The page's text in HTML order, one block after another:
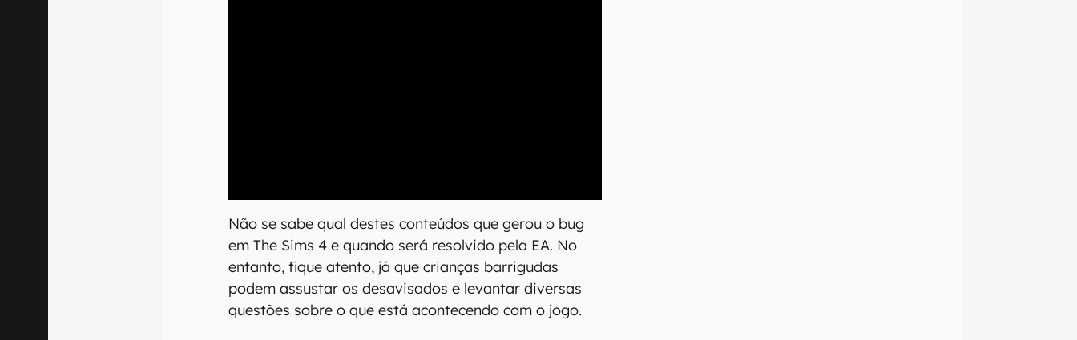
Não se sabe qual destes conteúdos que gerou o bug
em The Sims 4 e quando será resolvido pela EA. No
entanto, fique atento, já que crianças barrigudas
podem assustar os desavisados e levantar diversas
questões sobre o que está acontecendo com o jogo.